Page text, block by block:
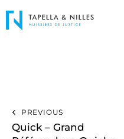
PREVIOUS
Quick – Grand